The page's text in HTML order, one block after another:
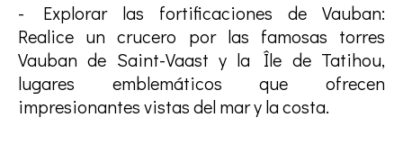
- Explorar las fortificaciones de Vauban:
Realice un crucero por las famosas torres
Vauban de Saint-Vaast y la Île de Tatihou,
lugares emblemáticos que ofrecen
impresionantes vistas del mar y la costa.